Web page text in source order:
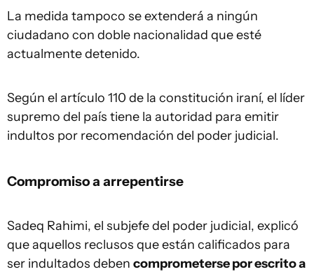
La medida tampoco se extenderá a ningún
ciudadano con doble nacionalidad que esté
actualmente detenido.
Según el artículo 110 de la constitución iraní, el líder
supremo del país tiene la autoridad para emitir
indultos por recomendación del poder judicial.
Compromiso a arrepentirse
Sadeq Rahimi, el subjefe del poder judicial, explicó
que aquellos reclusos que están calificados para
ser indultados deben comprometerse por escrito a